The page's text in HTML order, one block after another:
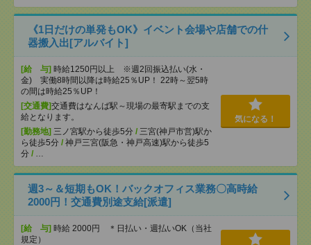
《1日だけの単発もOK》イベント会場や店舗での什
器搬入出[アルバイト]
[給 与] 時給1250円以上 ※週2回振込払い(水・
金) 実働8時間以降は時給25％UP！ 22時～翌5時
の間は時給25％UP！
[交通費]交通費はなんば駅～現場の最寄駅までの支
給となります。
[勤務地] 三ノ宮駅から徒歩5分 / 三宮(神戸市営)駅か
ら徒歩5分 / 神戸三宮(阪急・神戸高速)駅から徒歩5
分 / …
気になる！
週3～＆短期もOK！バックオフィス業務〇高時給
2000円！交通費別途支給[派遣]
[給 与] 時給 2000円 ＊日払い・週払いOK（当社
規定）